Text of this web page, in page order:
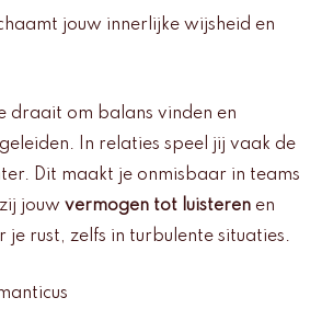
jouw innerlijke wijsheid en
draait om balans vinden en
In relaties speel jij vaak de
Dit maakt je onmisbaar in teams
jouw vermogen tot luisteren en
je rust, zelfs in turbulente situaties.